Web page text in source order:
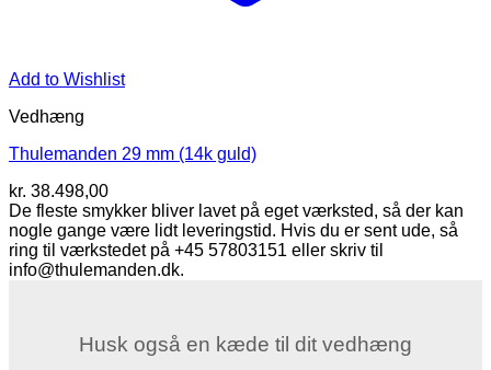
Add to Wishlist
Vedhæng
Thulemanden 29 mm (14k guld)
kr. 38.498,00
De fleste smykker bliver lavet på eget værksted, så der kan
nogle gange være lidt leveringstid. Hvis du er sent ude, så
ring til værkstedet på +45 57803151 eller skriv til
info@thulemanden.dk.
Husk også en kæde til dit vedhæng